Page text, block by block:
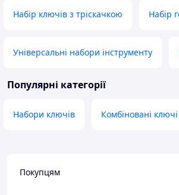
Набір ключів з тріскачкою Набір
Універсальні набори інструменту
Популярні категорії
Набори ключів Комбіновані ключі
Покупцям